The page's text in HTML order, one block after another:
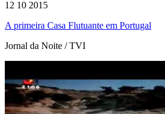
12 10 2015
A primeira Casa Flutuante em Portugal
Jornal da Noite / TVI